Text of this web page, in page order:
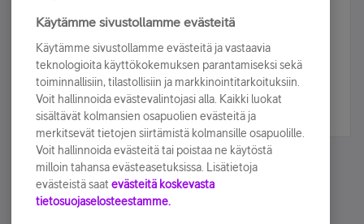
Tilaa Telian uutiskirje ja olet mukana arvonnassa.
sähköpostiisi.
Tilaa nyt
Käytämme sivustollamme evästeitä
Käytämme sivustollamme evästeitä ja vastaavia
teknologioita käyttökokemuksen parantamiseksi sekä
toiminnallisiin, tilastollisiin ja markkinointitarkoituksiin.
Voit hallinnoida evästevalintojasi alla. Kaikki luokat
sisältävät kolmansien osapuolien evästeitä ja
merkitsevät tietojen siirtämistä kolmansille osapuolille.
Voit hallinnoida evästeitä tai poistaa ne käytöstä
milloin tahansa evästeasetuksissa. Lisätietoja
evästeistä saat evästeitä koskevasta
tietosuojaselosteestamme.